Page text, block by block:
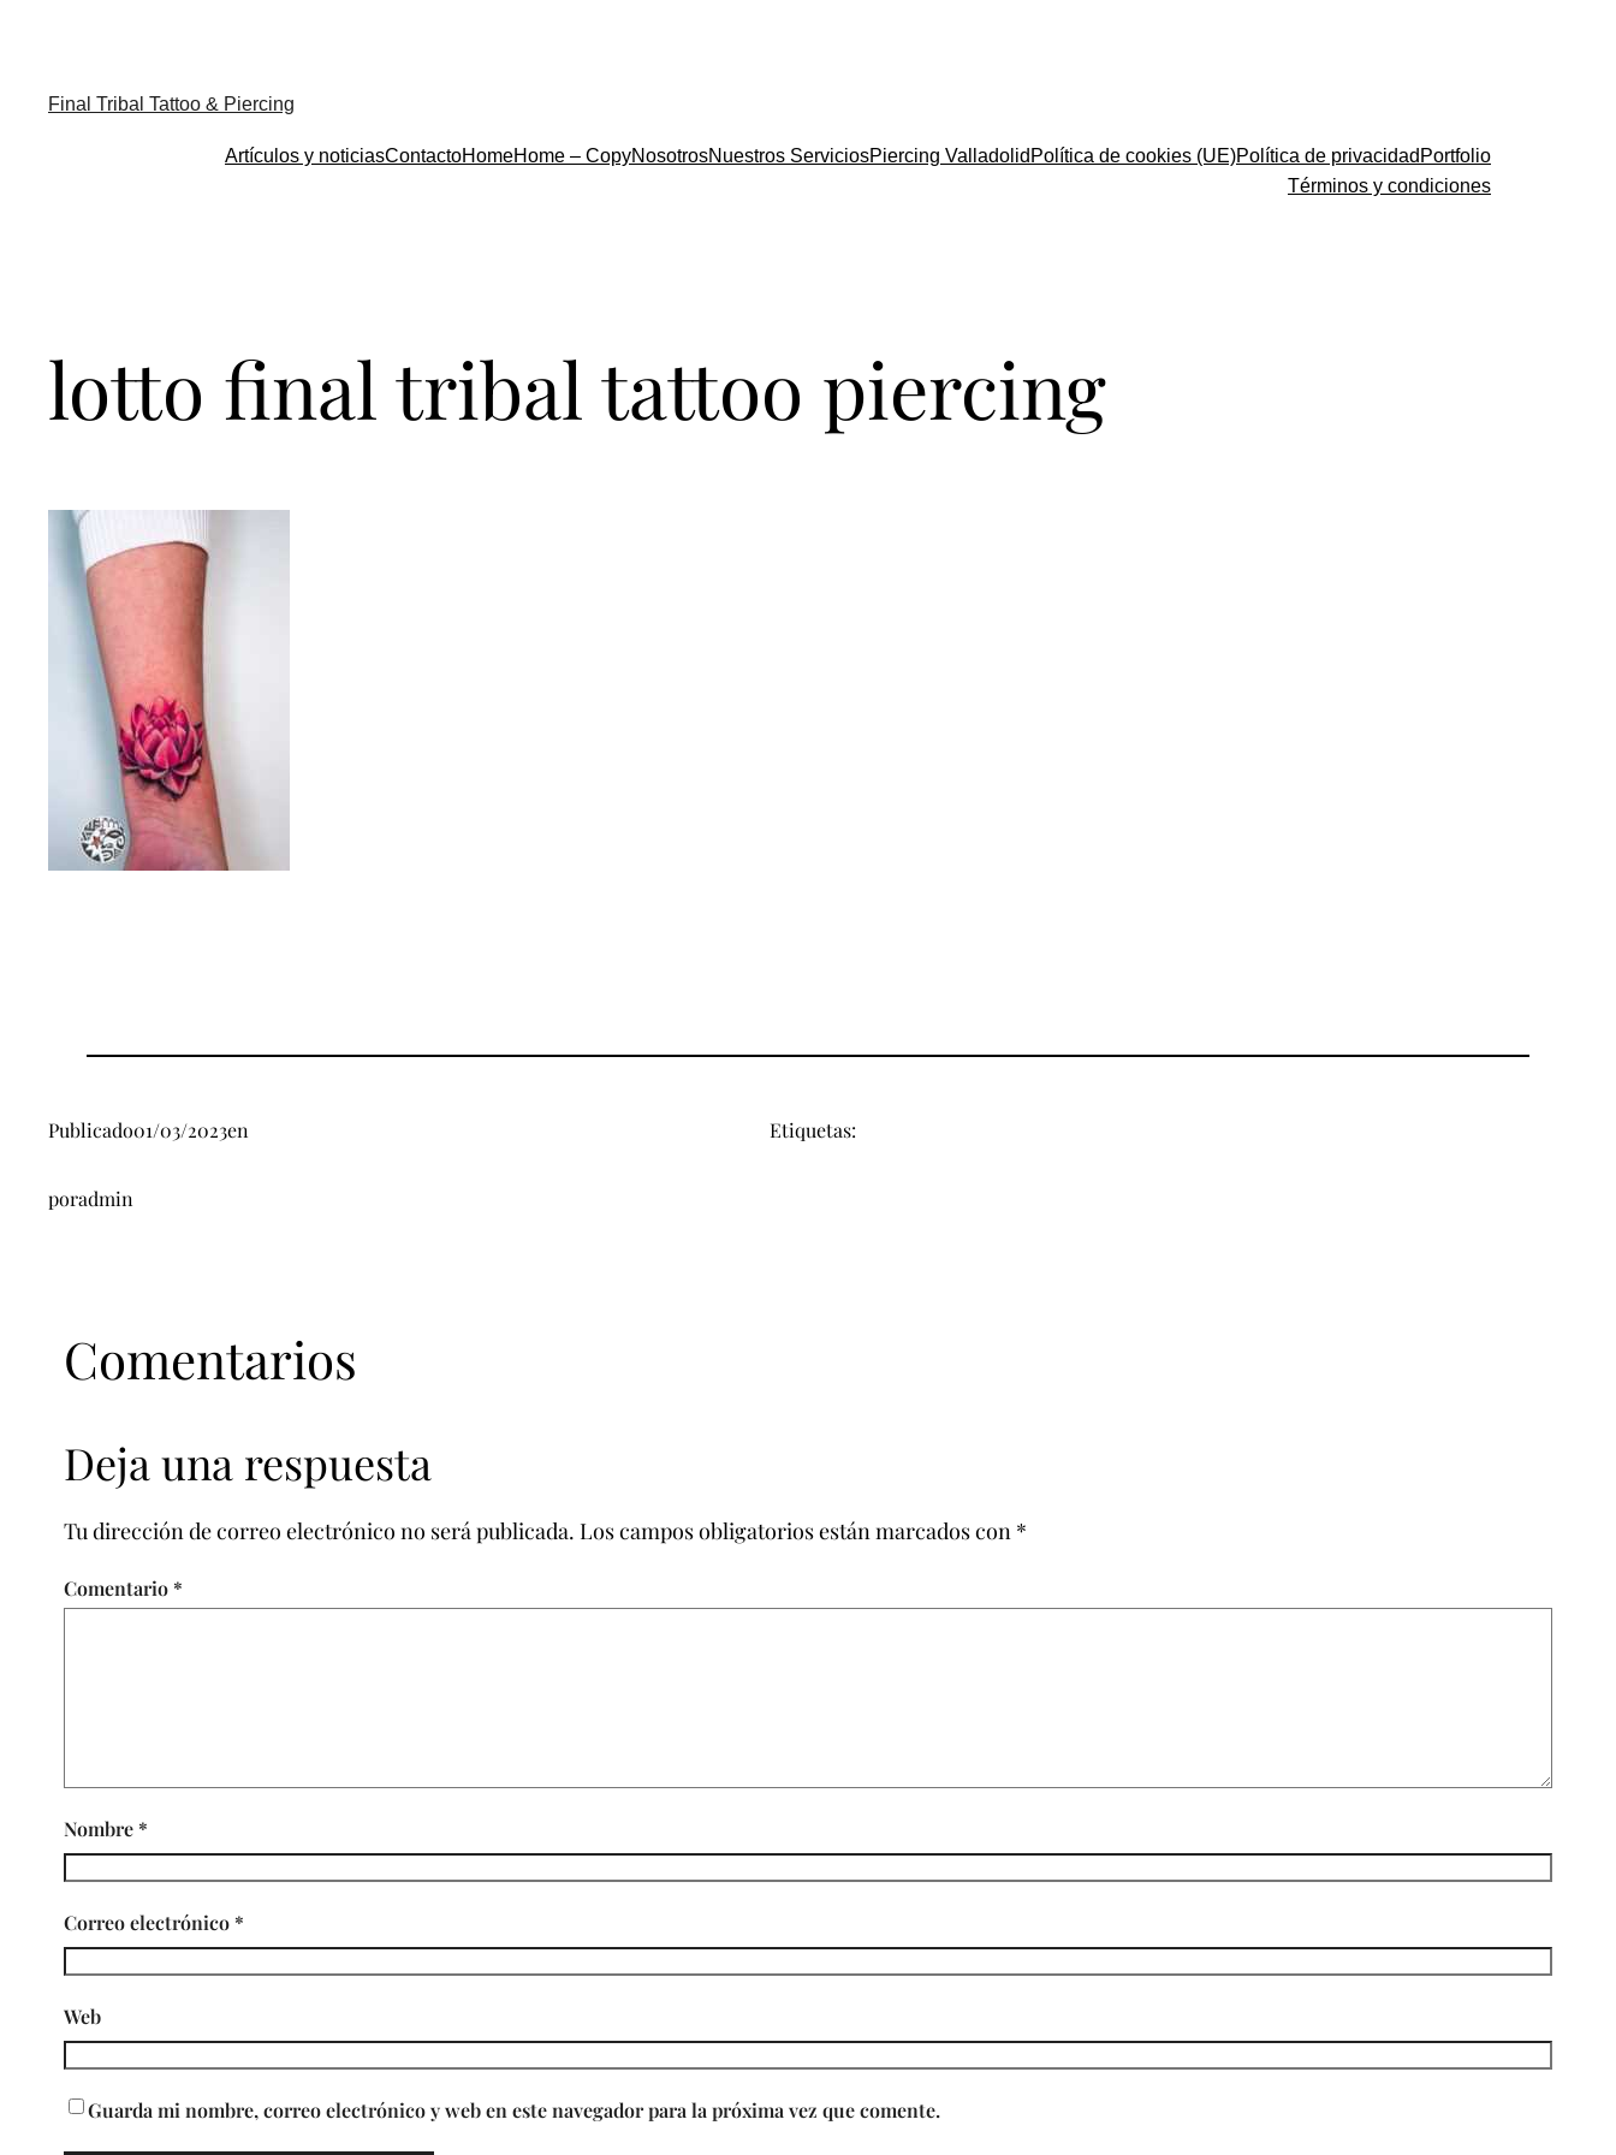
Final Tribal Tattoo & Piercing
Artículos y noticiasContactoHomeHome – CopyNosotrosNuestros ServiciosPiercing Valladolid Política de cookies (UE)Política de privacidad Portfolio
Términos y condiciones
lotto final tribal tattoo piercing
Publicado01/03/2023en
poradmin
Etiquetas:
Comentarios
Deja una respuesta
Tu dirección de correo electrónico no será publicada. Los campos obligatorios están marcados con *
Comentario *
Nombre *
Correo electrónico *
Web
Guarda mi nombre, correo electrónico y web en este navegador para la próxima vez que comente.